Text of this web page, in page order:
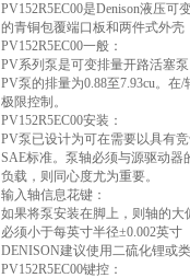
PV152R5EC00是Denison液压
的青铜包覆端口板和两件式外壳
PV152R5EC00一般：
PV系列泵是可变排量开路活塞
PV泵的排量为0.88至7.93cu。在
极限控制。
PV152R5EC00安装：
PV泵已设计为可在需要以具有
SAE标准。泵轴必须与源驱动
负载，则同心度尤为重要。
输入轴信息花键：
如果将泵安装在脚上，则轴的大
必须小于每英寸半径±0.002英寸
DENISON建议使用二硫化锂或
PV152R5EC00键控：